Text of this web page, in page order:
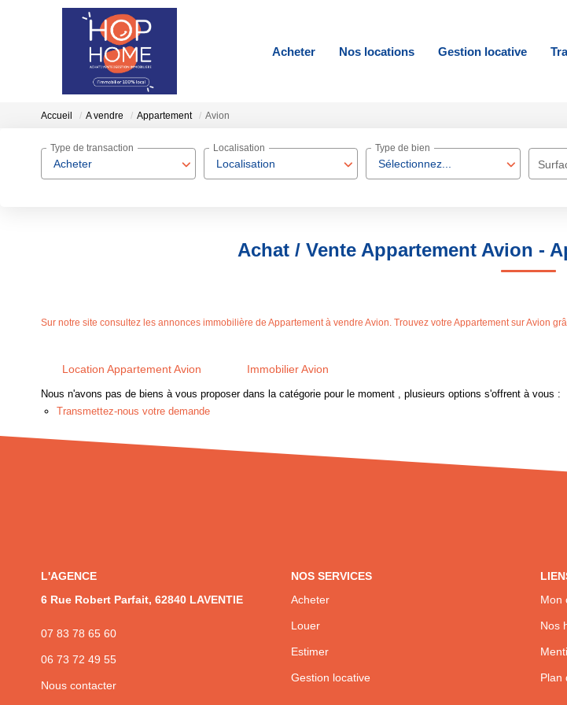
Acheter Nos locations Gestion locative
Accueil A vendre Appartement Avion
Acheter
Type de transaction
Localisation
Localisation
Sélectionnez...
Type de bien
Achat / Vente Appartement Avion -
Sur notre site consultez les annonces immobilière de Appartement à vendre Avion. Trouvez votre Appartement sur Avion
Location Appartement Avion Immobilier Avion
Nous n'avons pas de biens à vous proposer dans la catégorie pour le moment , plusieurs options s'offrent à vous :
Transmettez-nous votre demande
L'AGENCE
6 Rue Robert Parfait, 62840 LAVENTIE
07 83 78 65 60
06 73 72 49 55
Nous contacter
NOS SERVICES
Acheter
Louer
Estimer
Gestion locative
Mon
Nos
Plan